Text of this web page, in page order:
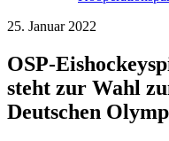
25. Januar 2022
OSP-
steht zur Wahl
Deutschen